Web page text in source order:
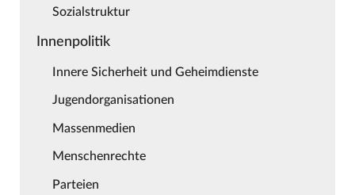
Sozialstruktur
Innenpolitik
Innere Sicherheit und Geheimdienste
Jugendorganisationen
Massenmedien
Menschenrechte
Parteien